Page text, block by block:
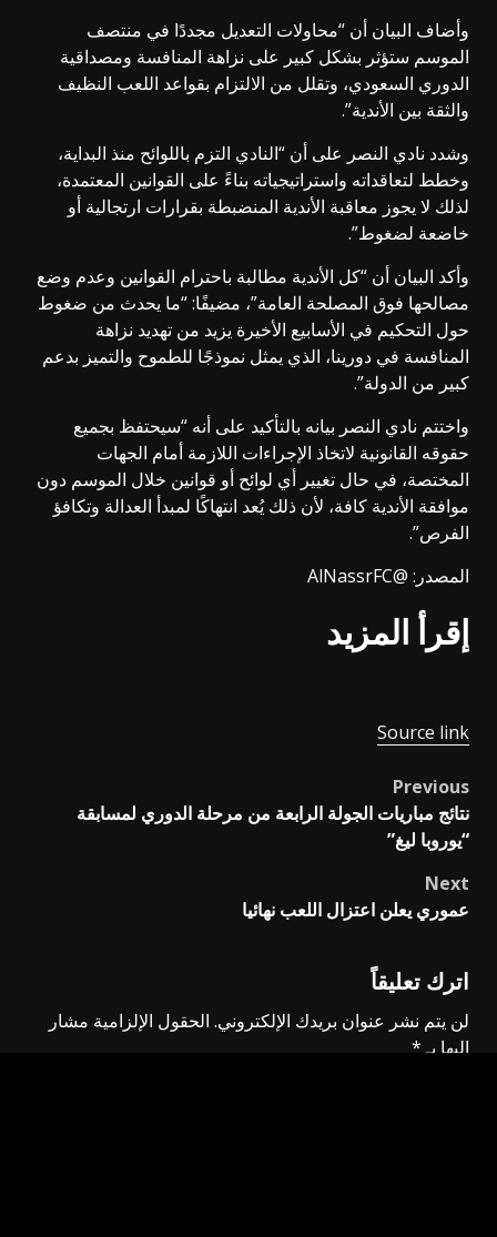
وأضاف البيان أن “محاولات التعديل مجددًا في منتصف
الموسم ستؤثر بشكل كبير على نزاهة المنافسة ومصداقية
الدوري السعودي، وتقلل من الالتزام بقواعد اللعب النظيف
والثقة بين الأندية”.
وشدد نادي النصر على أن “النادي التزم باللوائح منذ البداية،
وخطط لتعاقداته واستراتيجياته بناءً على القوانين المعتمدة،
لذلك لا يجوز معاقبة الأندية المنضبطة بقرارات ارتجالية أو
خاضعة لضغوط”.
وأكد البيان أن “كل الأندية مطالبة باحترام القوانين وعدم وضع
مصالحها فوق المصلحة العامة”، مضيفًا: “ما يحدث من ضغوط
حول التحكيم في الأسابيع الأخيرة يزيد من تهديد نزاهة
المنافسة في دورينا، الذي يمثل نموذجًا للطموح والتميز بدعم
كبير من الدولة”.
واختتم نادي النصر بيانه بالتأكيد على أنه “سيحتفظ بجميع
حقوقه القانونية لاتخاذ الإجراءات اللازمة أمام الجهات
المختصة، في حال تغيير أي لوائح أو قوانين خلال الموسم دون
موافقة الأندية كافة، لأن ذلك يُعد انتهاكًا لمبدأ العدالة وتكافؤ
الفرص”.
المصدر: @AlNassrFC
إقرأ المزيد
Source link
Post
navigation
Previous
نتائج مباريات الجولة الرابعة من مرحلة الدوري لمسابقة
“يوروبا ليغ”
Next
عموري يعلن اعتزال اللعب نهائيا
اترك تعليقاً
لن يتم نشر عنوان بريدك الإلكتروني. الحقول الإلزامية مشار
إليها بـ*